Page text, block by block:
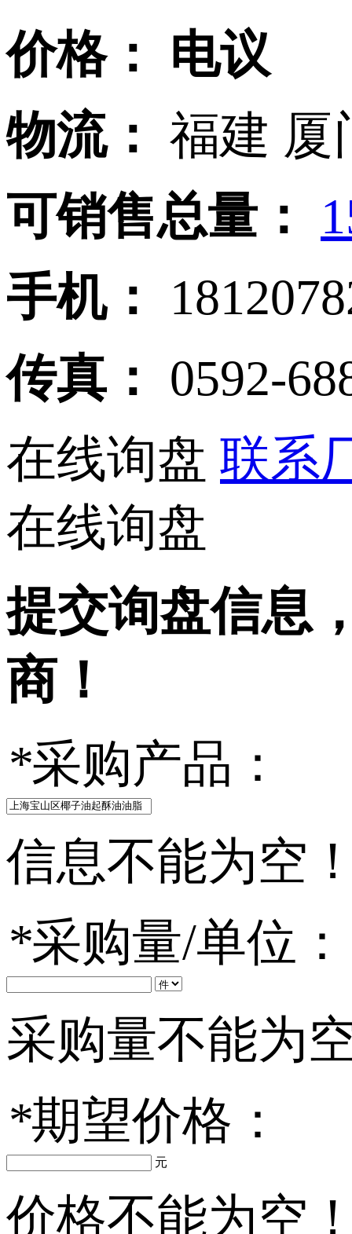
价格：
电议
物流： 福建 厦
可销售总量：
手机：
传真：
0592-
在线询盘 联系
在线询盘
提交询盘信息
商！
*采购产品：
信息不能为空
*采购量/单位：
采购量不能为
*期望价格：
元
价格不能为空